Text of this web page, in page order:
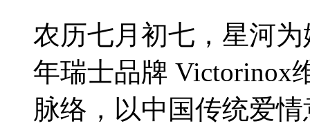
农历七月初七，星河
年瑞士品牌 Victorinox
脉络，以中国传统爱情